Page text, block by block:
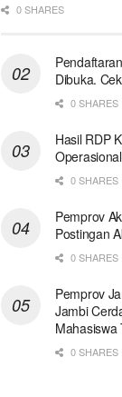
0 SHARES
Dibuka.
0 SHARES
Hasil RDP
0 SHARES
Pemprov
Postingan
0 SHARES
Pemprov
Jambi
0 SHARES